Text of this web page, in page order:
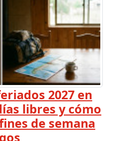
2027 en
libres y cómo
de semana